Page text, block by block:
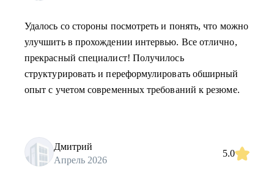
Удалось со стороны посмотреть и понять, что можно
улучшить в прохождении интервью. Все отлично,
прекрасный специалист! Получилось
структурировать и переформулировать обширный
опыт с учетом современных требований к резюме.
Дмитрий
Апрель 2026
5.0